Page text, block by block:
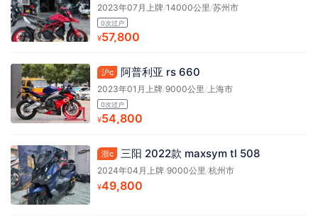
2023年07月上牌/14000公里 /苏州市
0次过户
¥57,800
沪c 阿普利亚 rs 660
2023年01月上牌/9000公里 /上海市
0次过户
¥54,800
浙c 三阳 2022款 maxsym tl 508
2024年04月上牌/9000公里 /杭州市
¥49,800